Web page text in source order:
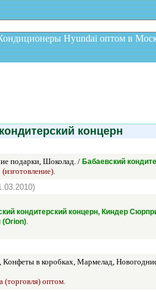
Hyundai оптом в
концерн
подарки, Шоколад. / Бабаевский
кондитерский концерн, Киндер
(Orion).
в коробках, Мармелад,
(торговля) оптом.